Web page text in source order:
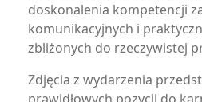
doskonalenia kompetencji
komunikacyjnych i
zbliżonych do rzeczywistej
Zdjęcia z wydarzenia